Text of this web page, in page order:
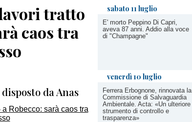
sabato 11 luglio
E' morto Peppino Di Capri,
aveva 87 anni. Addio alla voce
di "Champagne"
venerdì 10 luglio
Ferrera Erbognone, rinnovata la
Commissione di Salvaguardia
Ambientale. Acta: «Un ulteriore
strumento di controllo e
trasparenza»
tratto
caos tra
da Anas